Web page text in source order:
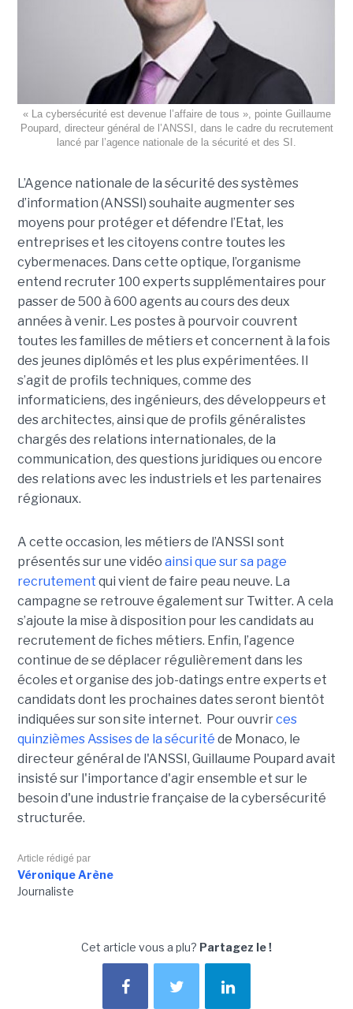
« La cybersécurité est devenue l’affaire de tous », pointe Guillaume
Poupard, directeur général de l’ANSSI, dans le cadre du recrutement
lancé par l’agence nationale de la sécurité et des SI.
L’Agence nationale de la sécurité des systèmes
d’information (ANSSI) souhaite augmenter ses
moyens pour protéger et défendre l’Etat, les
entreprises et les citoyens contre toutes les
cybermenaces. Dans cette optique, l’organisme
entend recruter 100 experts supplémentaires pour
passer de 500 à 600 agents au cours des deux
années à venir. Les postes à pourvoir couvrent
toutes les familles de métiers et concernent à la fois
des jeunes diplômés et les plus expérimentées. Il
s’agit de profils techniques, comme des
informaticiens, des ingénieurs, des développeurs et
des architectes, ainsi que de profils généralistes
chargés des relations internationales, de la
communication, des questions juridiques ou encore
des relations avec les industriels et les partenaires
régionaux.
A cette occasion, les métiers de l’ANSSI sont
présentés sur une vidéo ainsi que sur sa page
recrutement qui vient de faire peau neuve. La
campagne se retrouve également sur Twitter. A cela
s’ajoute la mise à disposition pour les candidats au
recrutement de fiches métiers. Enfin, l’agence
continue de se déplacer régulièrement dans les
écoles et organise des job-datings entre experts et
candidats dont les prochaines dates seront bientôt
indiquées sur son site internet. Pour ouvrirces
quinzièmes Assises de la sécurité de Monaco, le
directeur général de l'ANSSI, Guillaume Poupard avait
insisté sur l'importance d'agir ensemble et sur le
besoin d'une industrie française de la cybersécurité
structurée.
Article rédigé par
Véronique Arène
Journaliste
Cet article vous a plu? Partagez le !